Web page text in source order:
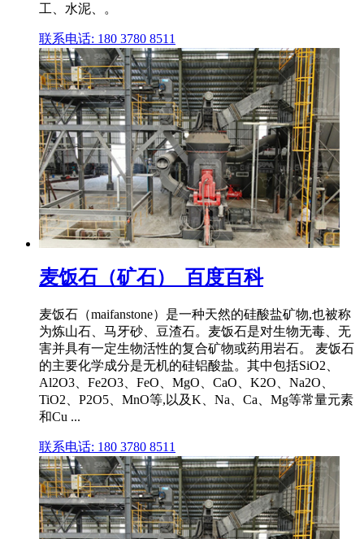
工、水泥、。
联系电话: 180 3780 8511
麦饭石（矿石）_百度百科
麦饭石（maifanstone）是一种天然的硅酸盐矿物,也被称
为炼山石、马牙砂、豆渣石。麦饭石是对生物无毒、无
害并具有一定生物活性的复合矿物或药用岩石。 麦饭石
的主要化学成分是无机的硅铝酸盐。其中包括SiO2、
Al2O3、Fe2O3、FeO、MgO、CaO、K2O、Na2O、
TiO2、P2O5、MnO等,以及K、Na、Ca、Mg等常量元素
和Cu ...
联系电话: 180 3780 8511